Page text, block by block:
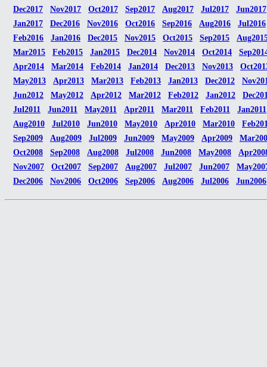
Dec2017
Nov2017 Oct2017 Sep2017 Aug2017 Jul2017
Jun2017
Jan2017
Dec2016 Nov2016 Oct2016 Sep2016 Aug2016
Jul2016
Feb2016
Jan2016 Dec2015 Nov2015 Oct2015 Sep2015
Mar2015
Feb2015 Jan2015 Dec2014 Nov2014 Oct2014
Apr2014
Mar2014 Feb2014 Jan2014 Dec2013 Nov2013
May2013
Apr2013 Mar2013 Feb2013 Jan2013 Dec2012
Jun2012
May2012 Apr2012 Mar2012 Feb2012 Jan2012
Jul2011
Jun2011 May2011 Apr2011 Mar2011 Feb2011
Jan2011
Aug2010
Jul2010 Jun2010 May2010 Apr2010 Mar2010
Sep2009
Aug2009 Jul2009 Jun2009 May2009 Apr2009
Oct2008
Sep2008 Aug2008 Jul2008 Jun2008 May2008
Nov2007
Oct2007 Sep2007 Aug2007 Jul2007 Jun2007
Dec2006
Nov2006 Oct2006 Sep2006 Aug2006 Jul2006 Jun2006